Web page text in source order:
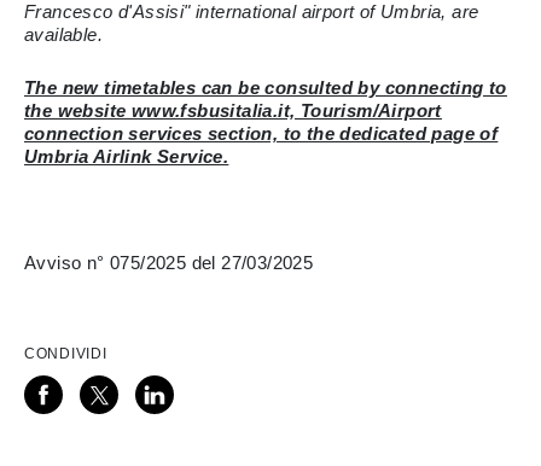
Francesco d'Assisi" international airport of Umbria, are
available.
The new timetables can be consulted by connecting to
the website www.fsbusitalia.it, Tourism/Airport
connection services section, to the dedicated page of
Umbria Airlink Service.
Avviso n° 075/2025 del 27/03/2025
CONDIVIDI